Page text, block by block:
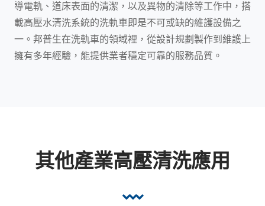
導電軌、道床表面的清潔，以及異物的清除等工作中，搭
載高壓水清洗系統的洗軌車即是不可或缺的維護設備之
一。邦普生在洗軌車的領域裡，從設計規劃製作到維護上
擁有多年經驗，能提供業者穩定可靠的服務品質。
其他產業高壓清洗應用